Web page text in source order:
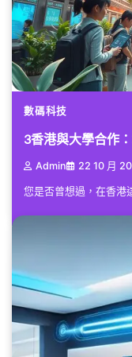
數碼科技
3香港與大學合作
Admin 22 10 月
您是否曾想過，在香港